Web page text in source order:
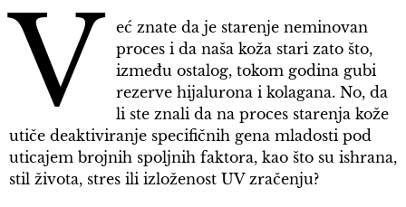
V
eć znate da je starenje neminovan
proces i da naša koža stari zato što,
između ostalog, tokom godina gubi
rezerve hijalurona i kolagana. No, da
li ste znali da na proces starenja kože
utiče deaktiviranje specifičnih gena mladosti pod
uticajem brojnih spoljnih faktora, kao što su ishrana,
stil života, stres ili izloženost UV zračenju?